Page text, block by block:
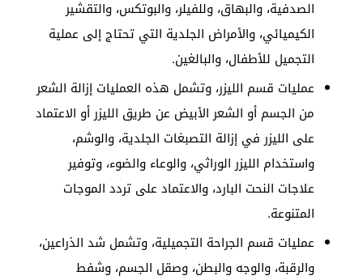
الصدفية، والبهاق، وللفيلر، والبوتكس، والتقشير
الكيميائي، والأمراض الجلدية التي تحتاج إلى عملية
التجميل للأطفال، والبالغين.
عمليات قسم الليزر، وتشمل هذه العمليات إزالة الشعر
من الجسم أو الشعر الأبيض عن طريق الليزر أو الاعتماد
على الليزر في إزالة التصبغات الجلدية، والوشم،
واستخدام الليزر الوراثي، والوعاء والضوء، وتوفير
علاجات النحت البارد، والاعتماد على تردد الموجات
المتنوعة.
عمليات قسم الجراحة التجميلية، وتشمل شد الذراعين،
والرقبة، والوجه والبطن، وصقل الجسم، وشفط